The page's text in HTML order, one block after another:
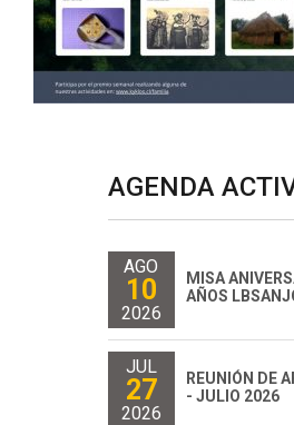
AGENDA
AGO
10
2026
MISA
AÑOS
JUL
27
2026
REUNIÓN DE
- JULIO 2026